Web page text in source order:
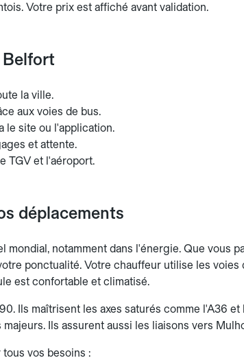
Votre prix est affiché avant validation.
Belfort
la ville.
aux voies de bus.
le site ou l'application.
et attente.
TGV et l'aéroport.
déplacements
notamment dans l'énergie. Que vous
ponctualité. Votre chauffeur utilise les voies
est confortable et climatisé.
Ils maîtrisent les axes saturés comme l'A36 et
Ils assurent aussi les liaisons vers
vos besoins :